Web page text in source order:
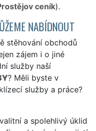
ceník).
NABÍDNOUT
stěhování obchodů
zájem i o jiné
služby naší
? Měli byste v
služby a práce?
a spolehlivý úklid